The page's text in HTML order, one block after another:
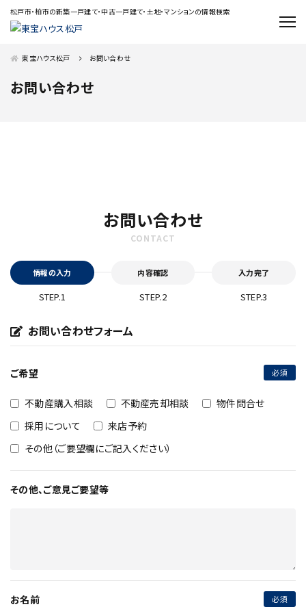
松戸市・柏市の新築一戸建て・中古一戸建て・土地・マンションの情報検索
東宝ハウス松戸 お問い合わせ
お問い合わせ
お問い合わせ
情報の入力
STEP.1
内容確認
STEP.2
入力完了
STEP.3
お問い合わせフォーム
ご希望
不動産購入相談 不動産売却相談
物件問合せ
採用について
来店予約
その他（ご要望欄にご記入ください）
その他、ご意見ご要望等
お名前